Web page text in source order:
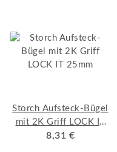
Storch Aufsteck-Bügel
mit 2K Griff LOCK IT
25mm
8,31 €